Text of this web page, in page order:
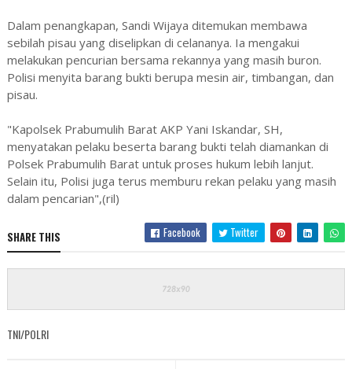
Dalam penangkapan, Sandi Wijaya ditemukan membawa
sebilah pisau yang diselipkan di celananya. Ia mengakui
melakukan pencurian bersama rekannya yang masih buron.
Polisi menyita barang bukti berupa mesin air, timbangan, dan
pisau.
"Kapolsek Prabumulih Barat AKP Yani Iskandar, SH,
menyatakan pelaku beserta barang bukti telah diamankan di
Polsek Prabumulih Barat untuk proses hukum lebih lanjut.
Selain itu, Polisi juga terus memburu rekan pelaku yang masih
dalam pencarian",(ril)
SHARE THIS Facebook Twitter
TNI/POLRI